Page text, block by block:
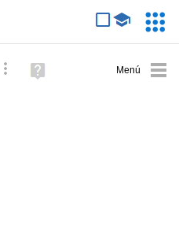
Búsqueda avanzada
Ayuda
(en